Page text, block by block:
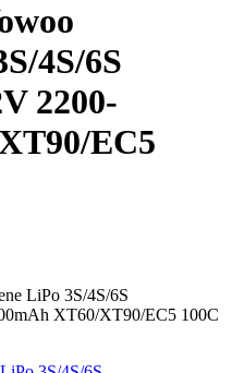
4S/6S
2200-
EC5
LiPo 3S/4S/6S
XT60/XT90/EC5 100C